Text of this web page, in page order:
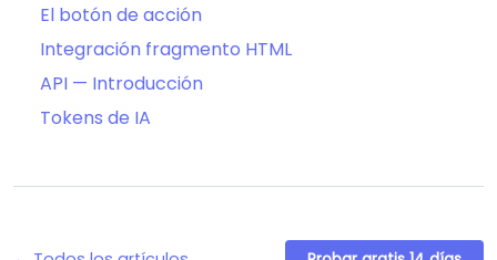
El botón de acción
Integración fragmento HTML
API — Introducción
Tokens de IA